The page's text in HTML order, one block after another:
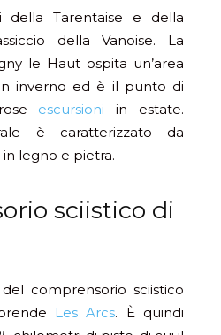
Tarentaise e della
della Vanoise. La
le Haut ospita un’area
inverno ed è il punto di
escursioni in estate.
è caratterizzato da
legno e pietra.
sciistico di
comprensorio sciistico
Les Arcs. È quindi